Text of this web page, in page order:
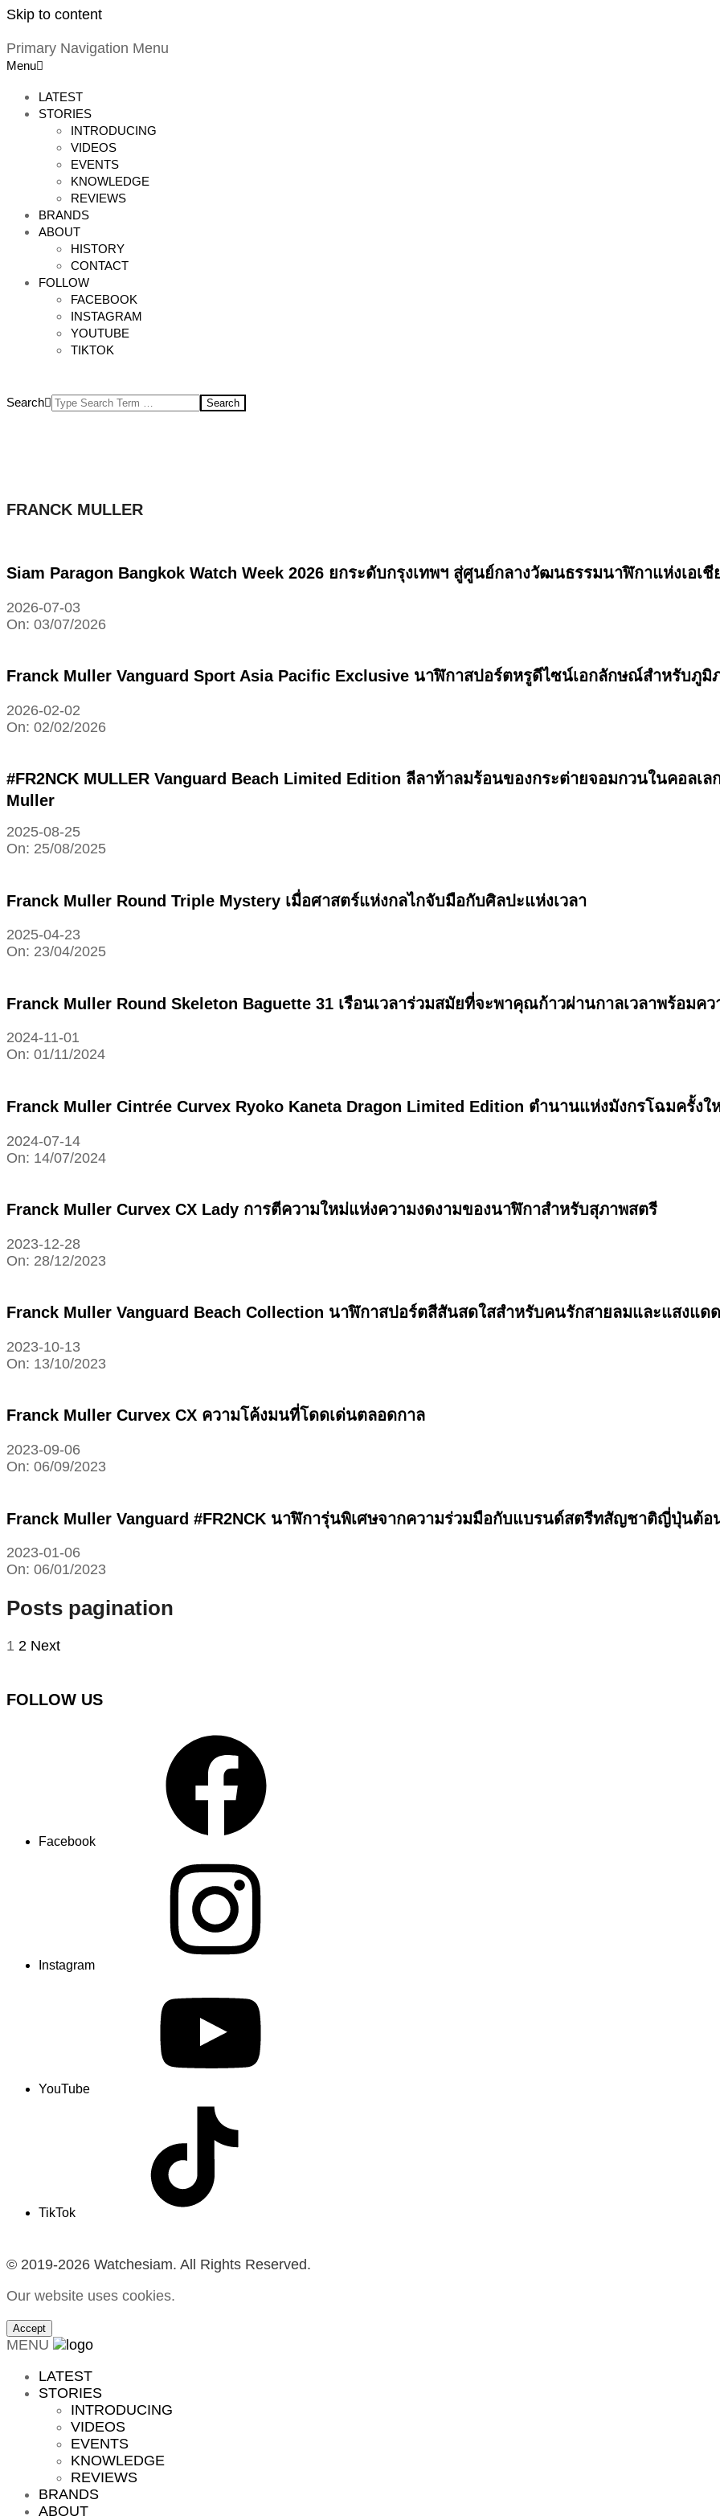
Skip to content
Primary Navigation Menu
Menu
LATEST
STORIES
INTRODUCING
VIDEOS
EVENTS
KNOWLEDGE
REVIEWS
BRANDS
ABOUT
HISTORY
CONTACT
FOLLOW
FACEBOOK
INSTAGRAM
YOUTUBE
TIKTOK
Search
FRANCK MULLER
Siam Paragon Bangkok Watch Week 2026 ยกระดับกรุงเทพฯ สู่ศูนย์กลางวัฒนธรรมนาฬิกาแห่งเอเชี
2026-07-03
On: 03/07/2026
Franck Muller Vanguard Sport Asia Pacific Exclusive นาฬิกาสปอร์ตหรูดีไซน์เอกลักษณ์สำหรับภูมิ
2026-02-02
On: 02/02/2026
#FR2NCK MULLER Vanguard Beach Limited Edition ลีลาท้าลมร้อนของกระต่ายจอมกวนในคอลเ
Muller
2025-08-25
On: 25/08/2025
Franck Muller Round Triple Mystery เมื่อศาสตร์แห่งกลไกจับมือกับศิลปะแห่งเวลา
2025-04-23
On: 23/04/2025
Franck Muller Round Skeleton Baguette 31 เรือนเวลาร่วมสมัยที่จะพาคุณก้าวผ่านกาลเวลาพร้อมคว
2024-11-01
On: 01/11/2024
Franck Muller Cintrée Curvex Ryoko Kaneta Dragon Limited Edition ตำนานแห่งมังกรโฉมครั้งใ
2024-07-14
On: 14/07/2024
Franck Muller Curvex CX Lady การตีความใหม่แห่งความงดงามของนาฬิกาสำหรับสุภาพสตรี
2023-12-28
On: 28/12/2023
Franck Muller Vanguard Beach Collection นาฬิกาสปอร์ตสีสันสดใสสำหรับคนรักสายลมและแสงแดด
2023-10-13
On: 13/10/2023
Franck Muller Curvex CX ความโค้งมนที่โดดเด่นตลอดกาล
2023-09-06
On: 06/09/2023
Franck Muller Vanguard #FR2NCK นาฬิการุ่นพิเศษจากความร่วมมือกับแบรนด์สตรีทสัญชาติญี่ปุ่นต้อ
2023-01-06
On: 06/01/2023
Posts pagination
1 2 Next
FOLLOW US
Facebook
Instagram
YouTube
TikTok
© 2019-2026 Watchesiam. All Rights Reserved.
Our website uses cookies.
Accept
MENU
LATEST
STORIES
INTRODUCING
VIDEOS
EVENTS
KNOWLEDGE
REVIEWS
BRANDS
ABOUT